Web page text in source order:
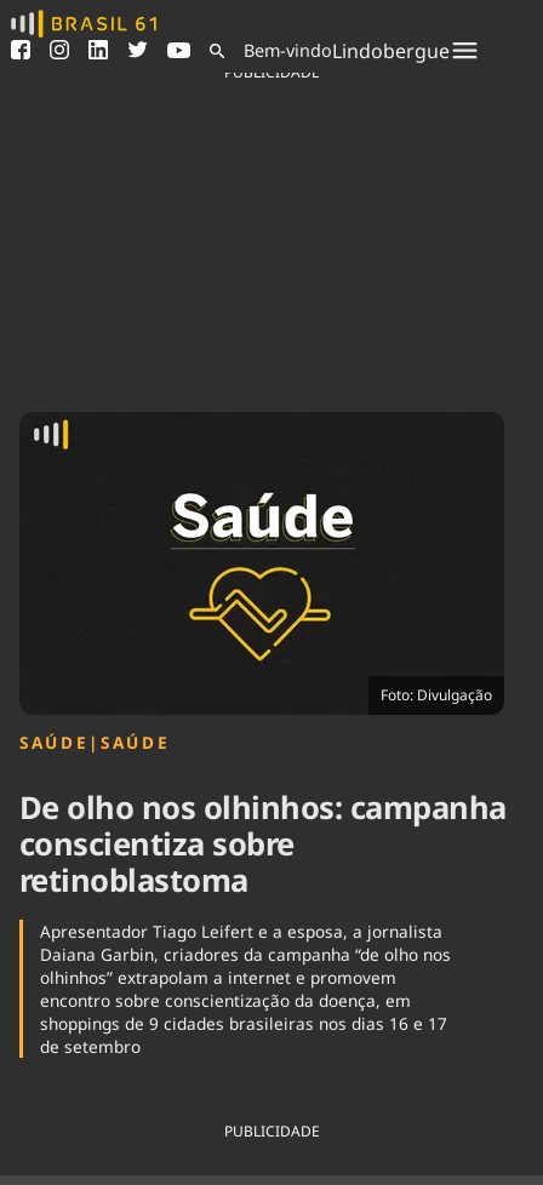
Ver todas as notícias
Podcasts
Indicadores
Agronegócios
Economia
Educação
Infraestrutura
Internacional
Política
Saúde
Tempo
Bem-vindoLindobergue
PUBLICIDADE
Foto: Divulgação
SAÚDE | SAÚDE
De olho nos olhinhos: campanha
conscientiza sobre
retinoblastoma
Apresentador Tiago Leifert e a esposa, a jornalista
Daiana Garbin, criadores da campanha “de olho nos
olhinhos” extrapolam a internet e promovem
encontro sobre conscientização da doença, em
shoppings de 9 cidades brasileiras nos dias 16 e 17
de setembro
PUBLICIDADE